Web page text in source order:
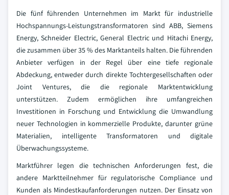
Die fünf führenden Unternehmen im Markt für industrielle
Hochspannungs-Leistungstransformatoren sind ABB, Siemens
Energy, Schneider Electric, General Electric und Hitachi Energy,
die zusammen über 35 % des Marktanteils halten. Die führenden
Anbieter verfügen in der Regel über eine tiefe regionale
Abdeckung, entweder durch direkte Tochtergesellschaften oder
Joint Ventures, die die regionale Marktentwicklung
unterstützen. Zudem ermöglichen ihre umfangreichen
Investitionen in Forschung und Entwicklung die Umwandlung
neuer Technologien in kommerzielle Produkte, darunter grüne
Materialien, intelligente Transformatoren und digitale
Überwachungssysteme.
Marktführer legen die technischen Anforderungen fest, die
andere Marktteilnehmer für regulatorische Compliance und
Kunden als Mindestkaufanforderungen nutzen. Der Einsatz von